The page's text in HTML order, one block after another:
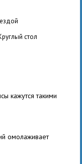
круглый стол
кажутся такими
омолаживает